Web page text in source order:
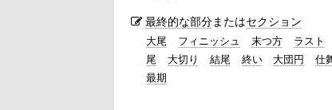
最終的な部分またはセクション
大尾 フィニッシュ 末つ方 ラスト
尾
大切り 結尾 終い 大団円 仕
最期